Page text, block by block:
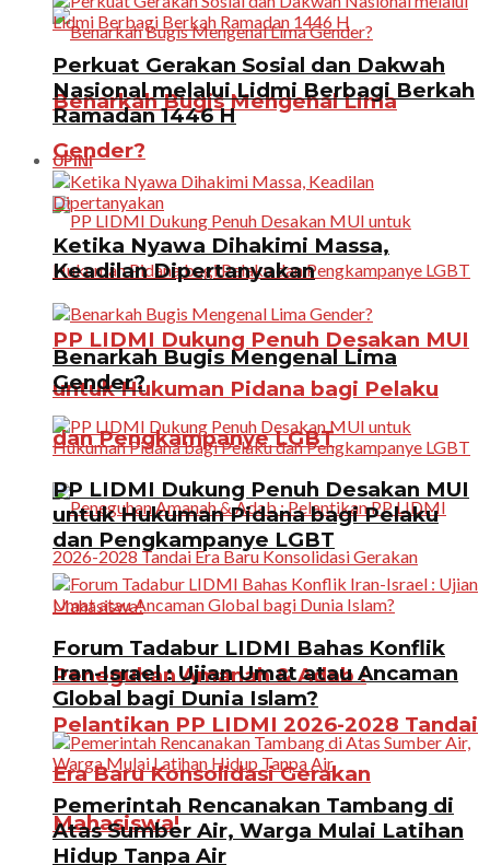
Benarkah Bugis Mengenal Lima
Gender?
PP LIDMI Dukung Penuh Desakan MUI
untuk Hukuman Pidana bagi Pelaku
dan Pengkampanye LGBT
Peneguhan Amanah & Adab :
Pelantikan PP LIDMI 2026-2028 Tandai
Era Baru Konsolidasi Gerakan
Mahasiswa!
Perkuat Gerakan Sosial dan Dakwah
Nasional melalui Lidmi Berbagi Berkah
Ramadan 1446 H
OPINI
Ketika Nyawa Dihakimi Massa,
Keadilan Dipertanyakan
Benarkah Bugis Mengenal Lima
Gender?
PP LIDMI Dukung Penuh Desakan MUI
untuk Hukuman Pidana bagi Pelaku
dan Pengkampanye LGBT
Forum Tadabur LIDMI Bahas Konflik
Iran-Israel : Ujian Umat atau Ancaman
Global bagi Dunia Islam?
Pemerintah Rencanakan Tambang di
Atas Sumber Air, Warga Mulai Latihan
Hidup Tanpa Air